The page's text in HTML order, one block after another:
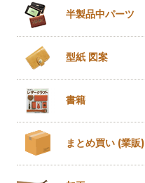
半製品中パーツ
型紙 図案
書籍
まとめ買い (業販)